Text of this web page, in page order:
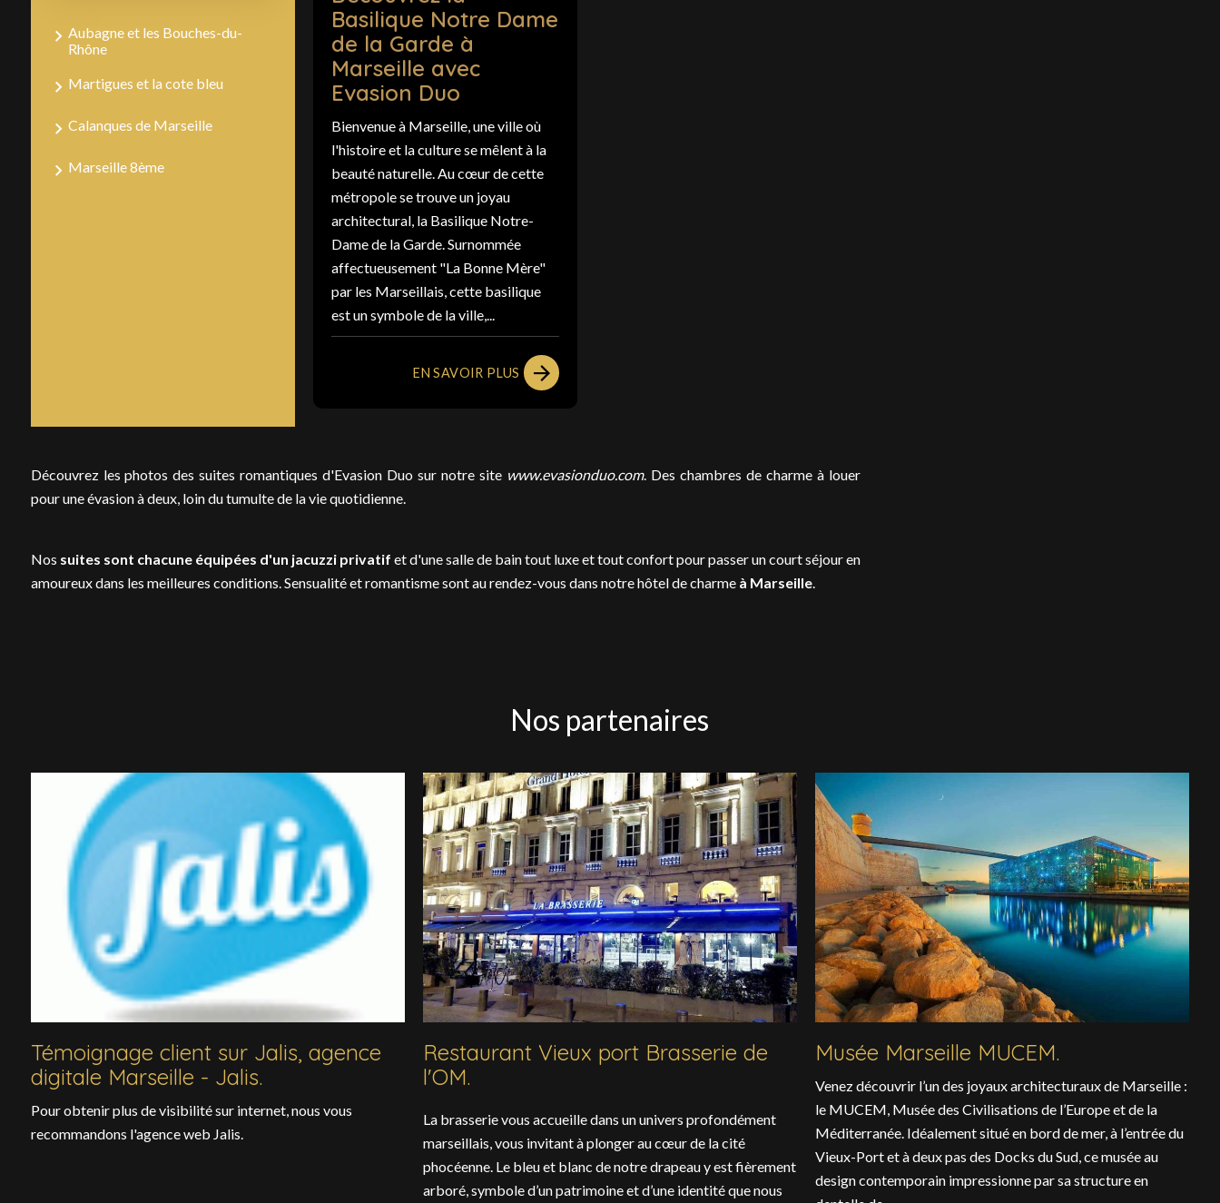
Aubagne et les Bouches-du-
Rhône
Martigues et la cote bleu
Calanques de Marseille
Marseille 8ème
Basilique Notre Dame
de la Garde à
Marseille avec
Evasion Duo
Bienvenue à Marseille, une ville où
l'histoire et la culture se mêlent à la
beauté naturelle. Au cœur de cette
métropole se trouve un joyau
architectural, la Basilique Notre-
Dame de la Garde. Surnommée
affectueusement "La Bonne Mère"
par les Marseillais, cette basilique
est un symbole de la ville,...
EN SAVOIR PLUS
Découvrez les photos des suites romantiques d'Evasion Duo sur notre site www.evasionduo.com. Des chambres de charme à louer
pour une évasion à deux, loin du tumulte de la vie quotidienne.
Nos suites sont chacune équipées d'un jacuzzi privatif et d'une salle de bain tout luxe et tout confort pour passer un court séjour en
amoureux dans les meilleures conditions. Sensualité et romantisme sont au rendez-vous dans notre hôtel de charmeà Marseille.
Nos partenaires
Témoignage client sur Jalis, agence
digitale Marseille - Jalis.
Pour obtenir plus de visibilité sur internet, nous vous
recommandons l'agence web Jalis.
Restaurant Vieux port Brasserie de
l'OM.
La brasserie vous accueille dans un univers profondément
marseillais, vous invitant à plonger au cœur de la cité
phocéenne. Le bleu et blanc de notre drapeau y est fièrement
arboré, symbole d’un patrimoine et d’une identité que nous
Musée Marseille MUCEM.
Venez découvrir l’un des joyaux architecturaux de Marseille :
le MUCEM, Musée des Civilisations de l’Europe et de la
Méditerranée. Idéalement situé en bord de mer, à l’entrée du
Vieux-Port et à deux pas des Docks du Sud, ce musée au
design contemporain impressionne par sa structure en